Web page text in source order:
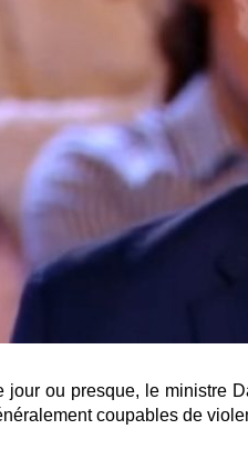
jour ou presque, le ministre
coupables de